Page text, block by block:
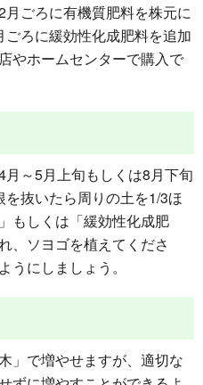
ごろに有機質肥料を株元に
ろに緩効性化成肥料を追加
やホームセンターで購入で
月～5月上旬もしくは8月下旬
抜いたら周りの土を1/3ほ
もしくは「緩効性化成肥
、ソヨゴを植えてくださ
うにしましょう。
」で増やせますが、適切な